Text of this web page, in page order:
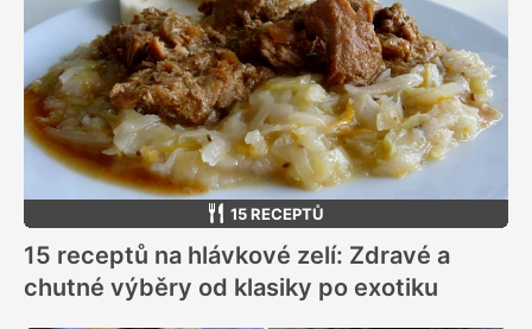
15 RECEPTŮ
15 receptů na hlávkové zelí: Zdravé a
chutné výběry od klasiky po exotiku